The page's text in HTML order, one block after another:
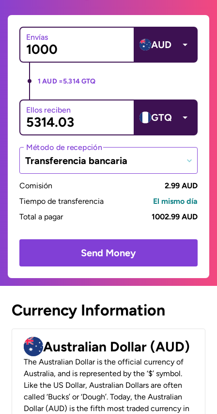
Envías
AUD
1 AUD =5.314 GTQ
Ellos reciben
GTQ
Método de recepción
Transferencia bancaria
Comisión
2.99 AUD
Tiempo de transferencia
El mismo día
Total a pagar
1002.99 AUD
Send Money
Currency Information
Australian Dollar (AUD)
The Australian Dollar is the official currency of
Australia, and is represented by the ‘$’ symbol.
Like the US Dollar, Australian Dollars are often
called ‘Bucks’ or ‘Dough’. Today, the Australian
Dollar (AUD) is the fifth most traded currency in